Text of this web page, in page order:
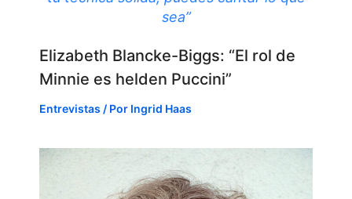
sea”
Elizabeth Blancke-Biggs: “El rol de
Minnie es helden Puccini”
Entrevistas / Por Ingrid Haas